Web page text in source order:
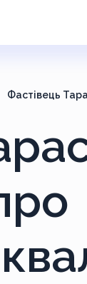
Фастівець